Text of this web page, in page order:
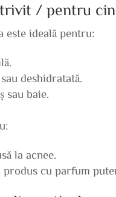
/ pentru
este ideală pentru:
deshidratată.
sau baie.
la acnee.
produs cu parfum